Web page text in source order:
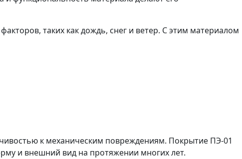
таких как дождь, снег и ветер. С этим материалом
к механическим повреждениям. Покрытие ПЭ-01
и внешний вид на протяжении многих лет.